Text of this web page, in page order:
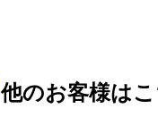
他のお客様は